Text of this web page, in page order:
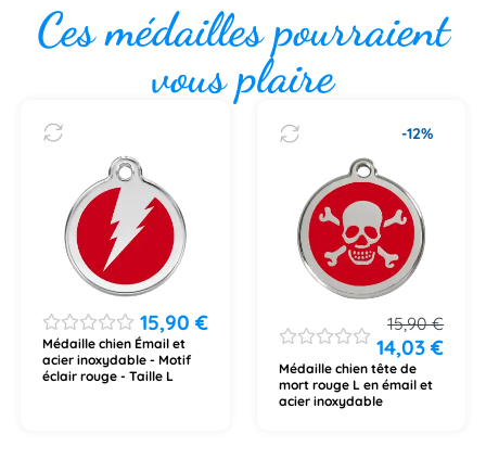
Ces médailles pourraient
vous plaire
15,90 €
Médaille chien Émail et
acier inoxydable - Motif
éclair rouge - Taille L
-12%
15,90€
14,03€
Médaille chien tête de
mort rouge L en émail et
acier inoxydable